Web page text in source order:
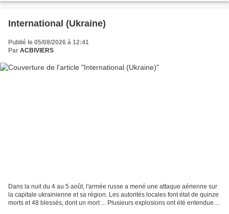
International (Ukraine)
Publié le 05/08/2026 à 12:41
Par ACBIVIERS
Dans la nuit du 4 au 5 août, l'armée russe a mené une attaque aérienne sur
la capitale ukrainienne et sa région. Les autorités locales font état de quinze
morts et 48 blessés, dont un mort ... Plusieurs explosions ont été entendues